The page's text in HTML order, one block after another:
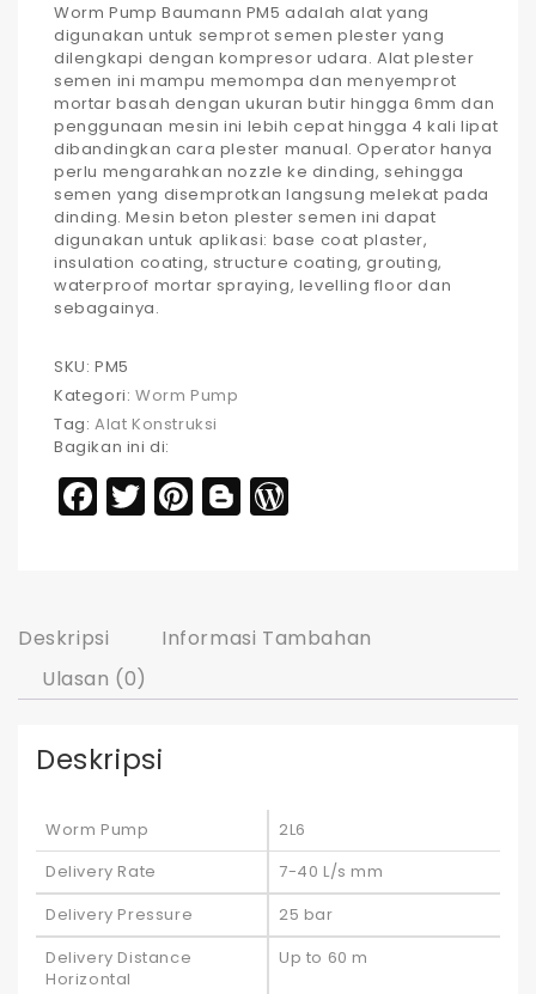
Worm Pump Baumann PM5 adalah alat yang
digunakan untuk semprot semen plester yang
dilengkapi dengan kompresor udara. Alat plester
semen ini mampu memompa dan menyemprot
mortar basah dengan ukuran butir hingga 6mm dan
penggunaan mesin ini lebih cepat hingga 4 kali lipat
dibandingkan cara plester manual. Operator hanya
perlu mengarahkan nozzle ke dinding, sehingga
semen yang disemprotkan langsung melekat pada
dinding. Mesin beton plester semen ini dapat
digunakan untuk aplikasi: base coat plaster,
insulation coating, structure coating, grouting,
waterproof mortar spraying, levelling floor dan
sebagainya.
SKU: PM5
Kategori: Worm Pump
Tag: Alat Konstruksi
Bagikan ini di:
Facebook
Twitter
Pinterest
Blogger
Deskripsi
Informasi Tambahan
Ulasan (0)
Deskripsi
Worm Pump
2L6
Delivery Rate
7-40 L/s mm
Delivery Pressure
25 bar
Delivery Distance
Horizontal
Up to 60 m